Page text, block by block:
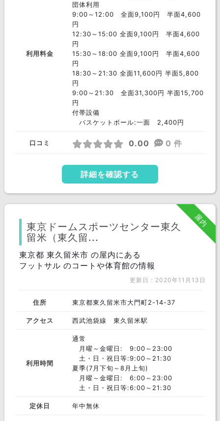
利用料金
団体利用
9:00～12:00 全面9,100円 半面4,600
円
12:30～15:00 全面9,100円 半面4,600
円
15:30～18:00 全面9,100円 半面4,600
円
18:30～21:30 全面11,600円 半面5,800
円
9:00～21:30 全面31,300円 半面15,700
円
付帯設備
バスケットボール:一面 2,400円
口コミ 0.00 0 件
詳細を確認する
屋内
東京ドームスポーツセンター東久
留米（東久留...
東京都 東久留米市 の屋内にある
フットサル のコートや体育館の情報
更新日：2020年11月13日
住所 東京都東久留米市大門町2-14-37
アクセス 西武池袋線 東久留米駅
利用時間
通常
月曜～金曜日: 9:00～23:00
土・日・祝日等:9:00～21:30
夏季(7月下旬～8月上旬)
月曜～金曜日: 6:00～23:00
土・日・祝日等:6:00～21:30
定休日 年中無休